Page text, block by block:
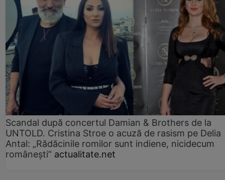
Scandal după concertul Damian & Brothers de la
UNTOLD. Cristina Stroe o acuză de rasism pe Delia
Antal: „Rădăcinile romilor sunt indiene, nicidecum
românești” actualitate.net